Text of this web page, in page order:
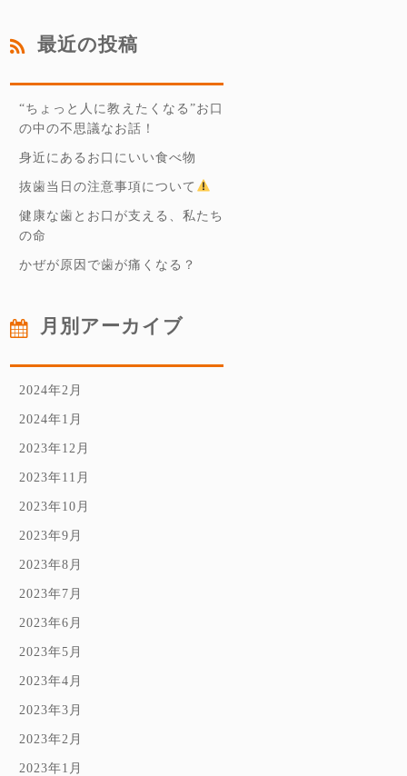
最近の投稿
“ちょっと人に教えたくなる”お口
の中の不思議なお話！
身近にあるお口にいい食べ物
抜歯当日の注意事項について
健康な歯とお口が支える、私たち
の命
かぜが原因で歯が痛くなる？
月別アーカイブ
2024年2月
2024年1月
2023年12月
2023年11月
2023年10月
2023年9月
2023年8月
2023年7月
2023年6月
2023年5月
2023年4月
2023年3月
2023年2月
2023年1月